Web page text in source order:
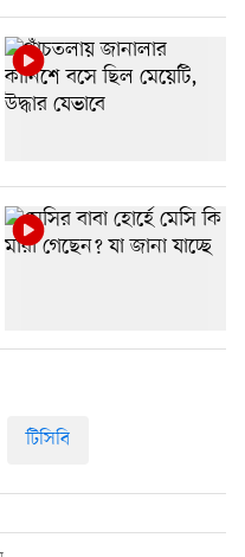
টিসিবি